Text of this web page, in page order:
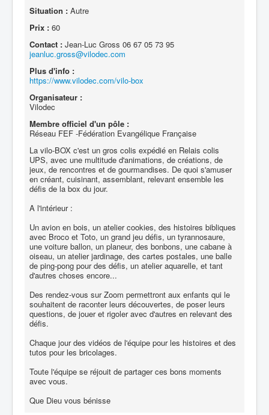
Situation : Autre
Prix : 60
Contact : Jean-Luc Gross 06 67 05 73 95
jeanluc.gross@vilodec.com
Plus d'info :
https://www.vilodec.com/vilo-box
Organisateur :
Vilodec
Membre officiel d'un pôle :
Réseau FEF -Fédération Evangélique Française
La vilo-BOX c'est un gros colis expédié en Relais colis
UPS, avec une multitude d'animations, de créations, de
jeux, de rencontres et de gourmandises. De quoi s'amuser
en créant, cuisinant, assemblant, relevant ensemble les
défis de la box du jour.
A l'intérieur :
Un avion en bois, un atelier cookies, des histoires bibliques
avec Broco et Toto, un grand jeu défis, un tyrannosaure,
une voiture ballon, un planeur, des bonbons, une cabane à
oiseau, un atelier jardinage, des cartes postales, une balle
de ping-pong pour des défis, un atelier aquarelle, et tant
d'autres choses encore...
Des rendez-vous sur Zoom permettront aux enfants qui le
souhaitent de raconter leurs découvertes, de poser leurs
questions, de jouer et rigoler avec d'autres en relevant des
défis.
Chaque jour des vidéos de l'équipe pour les histoires et des
tutos pour les bricolages.
Toute l'équipe se réjouit de partager ces bons moments
avec vous.
Que Dieu vous bénisse